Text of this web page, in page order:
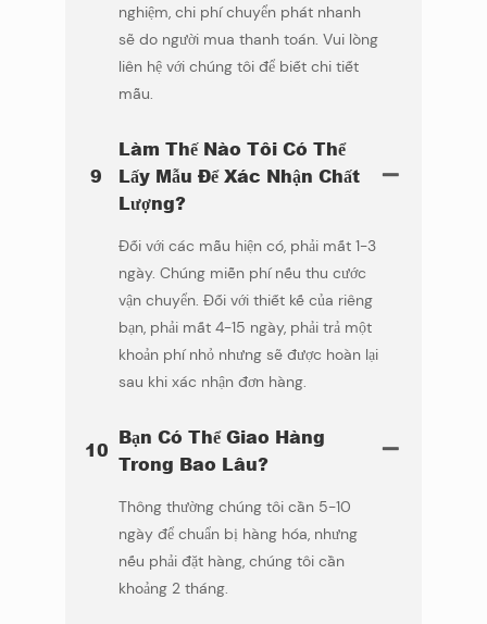
nghiệm, chi phí chuyển phát nhanh
sẽ do người mua thanh toán. Vui lòng
liên hệ với chúng tôi để biết chi tiết
mẫu.
9
Làm Thế Nào Tôi Có Thể
Lấy Mẫu Để Xác Nhận Chất
Lượng?
Đối với các mẫu hiện có, phải mất 1-3
ngày. Chúng miễn phí nếu thu cước
vận chuyển. Đối với thiết kế của riêng
bạn, phải mất 4-15 ngày, phải trả một
khoản phí nhỏ nhưng sẽ được hoàn lại
sau khi xác nhận đơn hàng.
10
Bạn Có Thể Giao Hàng
Trong Bao Lâu?
Thông thường chúng tôi cần 5-10
ngày để chuẩn bị hàng hóa, nhưng
nếu phải đặt hàng, chúng tôi cần
khoảng 2 tháng.